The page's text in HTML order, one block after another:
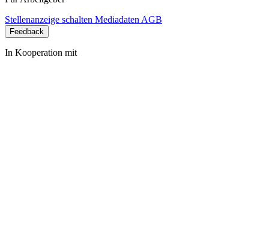
Stellenanzeige schalten Mediadaten AGB
Feedback
In Kooperation mit